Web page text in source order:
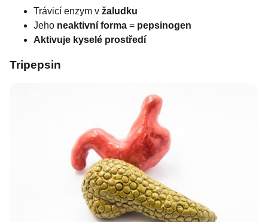
Trávicí enzym v žaludku
Jeho neaktivní forma = pepsinogen
Aktivuje kyselé prostředí
Tripepsin